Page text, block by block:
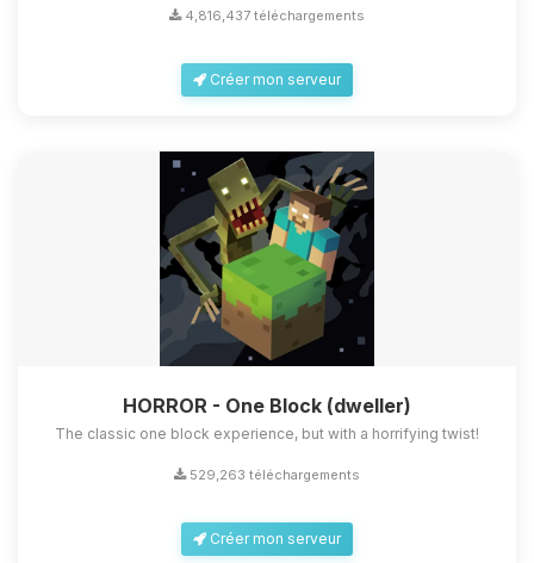
4,816,437 téléchargements
Créer mon serveur
HORROR - One Block (dweller)
The classic one block experience, but with a horrifying twist!
529,263 téléchargements
Créer mon serveur